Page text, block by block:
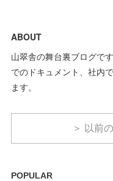
ABOUT
山翠舎の舞台裏ブログで
でのドキュメント、社内
ます。
＞ 以前
POPULAR